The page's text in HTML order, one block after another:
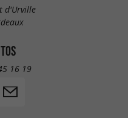
d'Urville
16 19